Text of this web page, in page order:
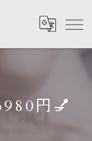
円💅